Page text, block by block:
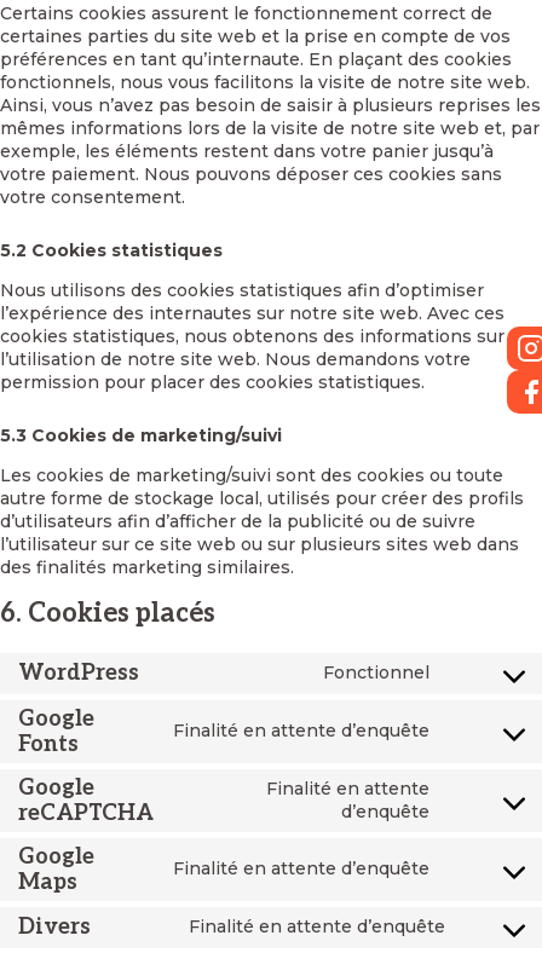
Certains cookies assurent le fonctionnement correct de
certaines parties du site web et la prise en compte de vos
préférences en tant qu’internaute. En plaçant des cookies
fonctionnels, nous vous facilitons la visite de notre site web.
Ainsi, vous n’avez pas besoin de saisir à plusieurs reprises les
mêmes informations lors de la visite de notre site web et, par
exemple, les éléments restent dans votre panier jusqu’à
votre paiement. Nous pouvons déposer ces cookies sans
votre consentement.
5.2 Cookies statistiques
Nous utilisons des cookies statistiques afin d’optimiser
l’expérience des internautes sur notre site web. Avec ces
cookies statistiques, nous obtenons des informations sur
l’utilisation de notre site web. Nous demandons votre
permission pour placer des cookies statistiques.
5.3 Cookies de marketing/suivi
Les cookies de marketing/suivi sont des cookies ou toute
autre forme de stockage local, utilisés pour créer des profils
d’utilisateurs afin d’afficher de la publicité ou de suivre
l’utilisateur sur ce site web ou sur plusieurs sites web dans
des finalités marketing similaires.
6. Cookies placés
WordPress Fonctionnel
Consent
service
Google
Fonts
Finalité en attente d’enquête
Consent
google-
Google
reCAPTCHA
Finalité en attente
d’enquête
Consent
google-
Google
Maps
Finalité en attente d’enquête
Consent
service
Divers Finalité en attente d’enquête
Consent